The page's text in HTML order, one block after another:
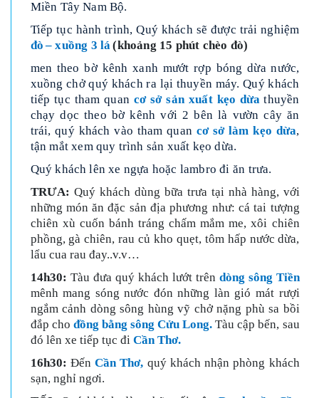
Miền Tây Nam Bộ.
Tiếp tục hành trình, Quý khách sẽ được trải nghiệm
đò – xuồng 3 lá(khoảng 15 phút chèo đò)
men theo bờ kênh xanh mướt rợp bóng dừa nước,
xuồng chở quý khách ra lại thuyền máy. Quý khách
tiếp tục tham quan cơ sở sản xuất kẹo dừa thuyền
chạy dọc theo bờ kênh với 2 bên là vườn cây ăn
trái, quý khách vào tham quan cơ sở làm kẹo dừa,
tận mắt xem quy trình sản xuất kẹo dừa.
Quý khách lên xe ngựa hoặc lambro đi ăn trưa.
TRƯA: Quý khách dùng bữa trưa tại nhà hàng, với
những món ăn đặc sản địa phương như: cá tai tượng
chiên xù cuốn bánh tráng chấm mắm me, xôi chiên
phồng, gà chiên, rau củ kho quẹt, tôm hấp nước dừa,
lẩu cua rau đay..v.v…
14h30: Tàu đưa quý khách lướt trên dòng sông Tiền
mênh mang sóng nước đón những làn gió mát rượi
ngắm cảnh dòng sông hùng vỹ chở nặng phù sa bồi
đắp cho đồng bằng sông Cửu Long. Tàu cập bến, sau
đó lên xe tiếp tục đi Cần Thơ.
16h30: Đến Cần Thơ, quý khách nhận phòng khách
sạn, nghỉ ngơi.